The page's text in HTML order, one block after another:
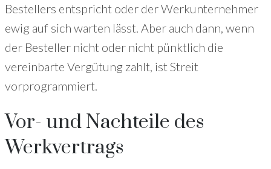
Bestellers entspricht oder der Werkunternehmer
ewig auf sich warten lässt. Aber auch dann, wenn
der Besteller nicht oder nicht pünktlich die
vereinbarte Vergütung zahlt, ist Streit
vorprogrammiert.
Vor- und Nachteile des
Werkvertrags